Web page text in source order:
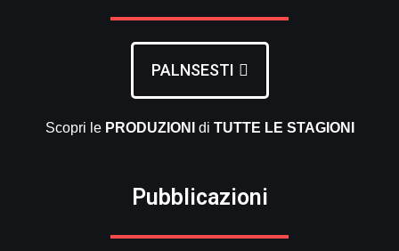
PALNSESTI
Scopri le PRODUZIONI di TUTTE LE STAGIONI
Pubblicazioni